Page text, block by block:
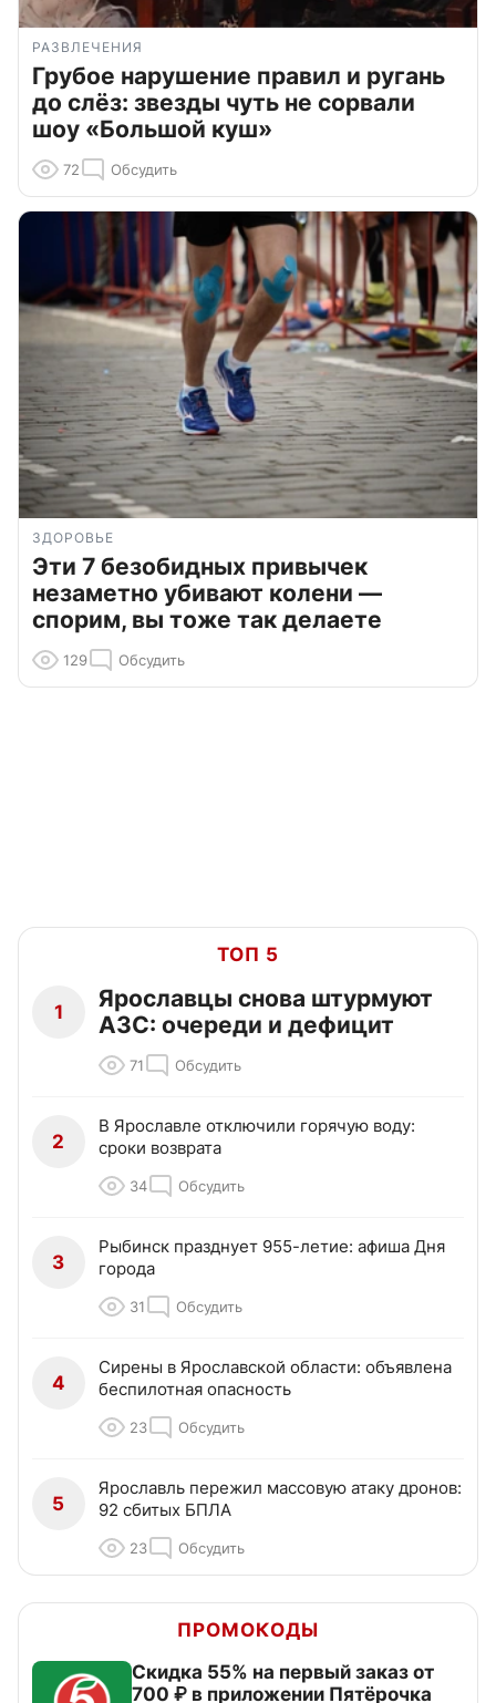
РАЗВЛЕЧЕНИЯ
Грубое нарушение правил и ругань
до слёз: звезды чуть не сорвали
шоу «Большой куш»
72 Обсудить
ЗДОРОВЬЕ
Эти 7 безобидных привычек
незаметно убивают колени —
спорим, вы тоже так делаете
129 Обсудить
ТОП 5
1
Ярославцы снова штурмуют
АЗС: очереди и дефицит
71 Обсудить
2
В Ярославле отключили горячую воду:
сроки возврата
34 Обсудить
3
Рыбинск празднует 955-летие: афиша Дня
города
31 Обсудить
4
Сирены в Ярославской области: объявлена
беспилотная опасность
23 Обсудить
5
Ярославль пережил массовую атаку дронов:
92 сбитых БПЛА
23 Обсудить
ПРОМОКОДЫ
Скидка 55% на первый заказ от
700 ₽ в приложении Пятёрочка